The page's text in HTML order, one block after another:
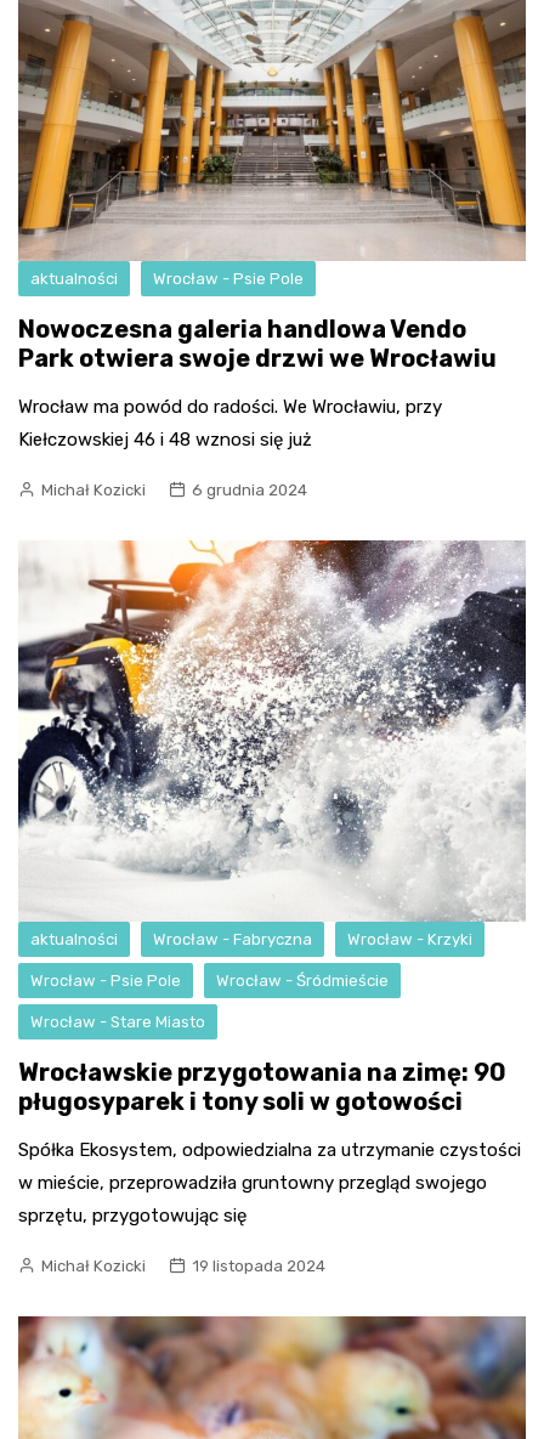
aktualności Wrocław - Psie Pole
Nowoczesna galeria handlowa Vendo
Park otwiera swoje drzwi we Wrocławiu
Wrocław ma powód do radości. We Wrocławiu, przy
Kiełczowskiej 46 i 48 wznosi się już
Michał Kozicki 6 grudnia 2024
aktualności Wrocław - Fabryczna Wrocław - Krzyki
Wrocław - Psie Pole Wrocław - Śródmieście
Wrocław - Stare Miasto
Wrocławskie przygotowania na zimę: 90
pługosyparek i tony soli w gotowości
Spółka Ekosystem, odpowiedzialna za utrzymanie czystości
w mieście, przeprowadziła gruntowny przegląd swojego
sprzętu, przygotowując się
Michał Kozicki 19 listopada 2024